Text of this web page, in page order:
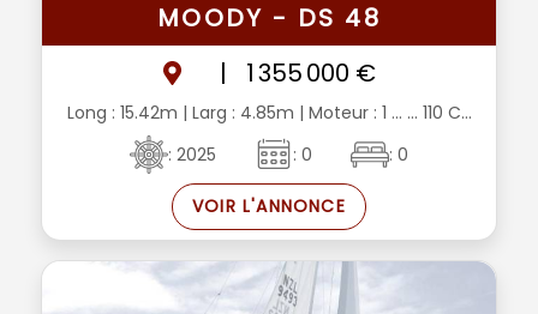
MOODY - DS 48
|
1 355 000 €
Long : 15.42m | Larg : 4.85m | Moteur : 1 ... ... 110 C...
: 2025
: 0 : 0
VOIR L'ANNONCE